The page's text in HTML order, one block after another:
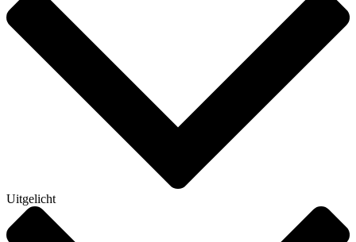
Uitgelicht